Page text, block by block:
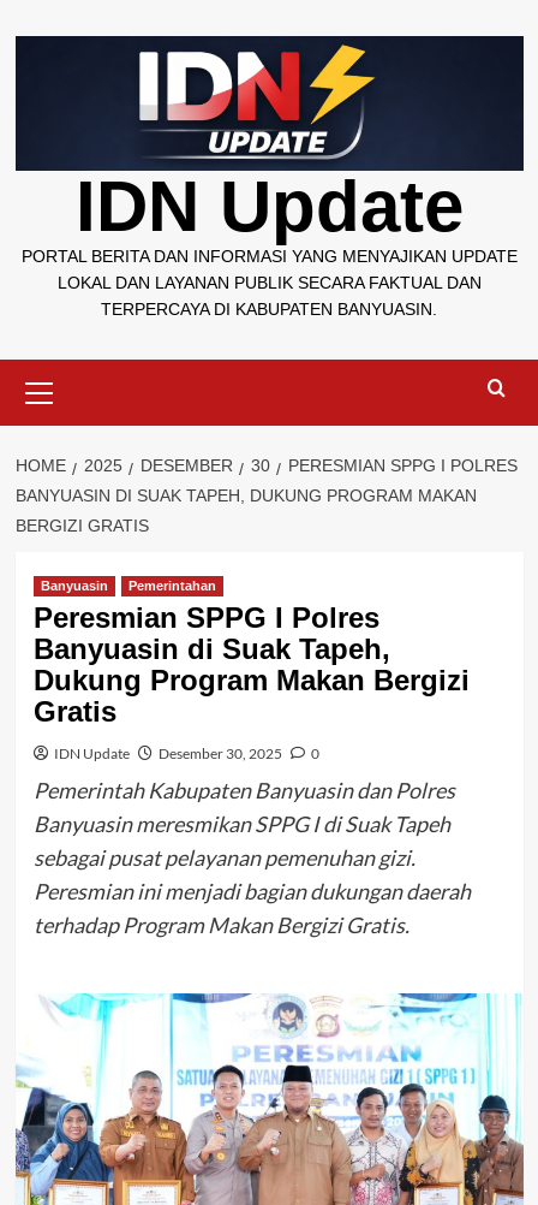
to
IDN Update
PORTAL BERITA DAN INFORMASI YANG MENYAJIKAN UPDATE
LOKAL DAN LAYANAN PUBLIK SECARA FAKTUAL DAN
TERPERCAYA DI KABUPATEN BANYUASIN.
Menu
HOME 2025 DESEMBER 30
PERESMIAN SPPG I POLRES
BANYUASIN DI SUAK TAPEH, DUKUNG PROGRAM MAKAN
BERGIZI GRATIS
Banyuasin Pemerintahan
Peresmian SPPG I Polres
Banyuasin di Suak Tapeh,
Dukung Program Makan Bergizi
Gratis
IDN Update Desember 30, 2025 0
Pemerintah Kabupaten Banyuasin dan Polres
Banyuasin meresmikan SPPG I di Suak Tapeh
sebagai pusat pelayanan pemenuhan gizi.
Peresmian ini menjadi bagian dukungan daerah
terhadap Program Makan Bergizi Gratis.